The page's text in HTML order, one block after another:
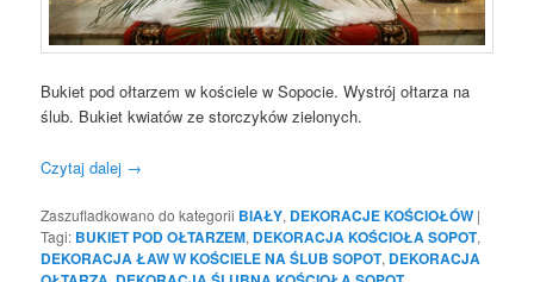
Bukiet pod ołtarzem w kościele w Sopocie. Wystrój ołtarza na
ślub. Bukiet kwiatów ze storczyków zielonych.
Czytaj dalej →
Zaszufladkowano do kategorii BIAŁY, DEKORACJE KOŚCIOŁÓW |
Tagi: BUKIET POD OŁTARZEM, DEKORACJA KOŚCIOŁA SOPOT,
DEKORACJA ŁAW W KOŚCIELE NA ŚLUB SOPOT, DEKORACJA